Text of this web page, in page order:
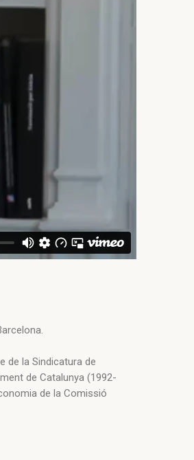
de la Sindicatura de
de Catalunya (1992-
de la Comissió